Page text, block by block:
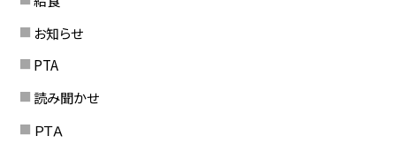
お知らせ
PTA
読み聞かせ
ＰＴＡ